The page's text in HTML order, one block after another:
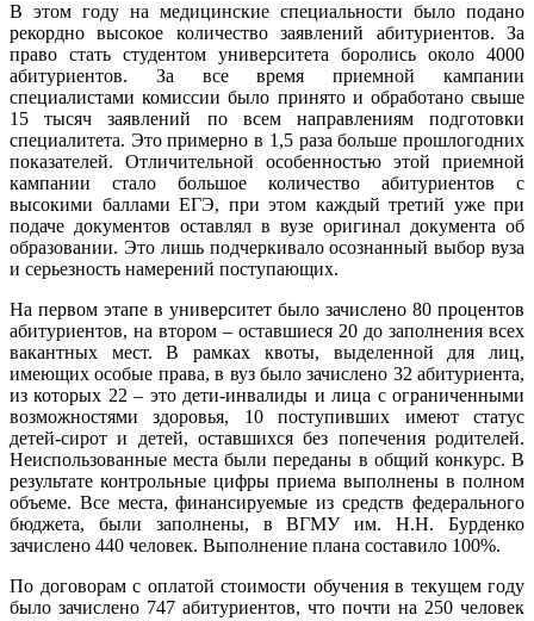
В этом году на медицинские специальности было подано
рекордно высокое количество заявлений абитуриентов. За
право стать студентом университета боролись около 4000
абитуриентов. За все время приемной кампании
специалистами комиссии было принято и обработано свыше
15 тысяч заявлений по всем направлениям подготовки
специалитета. Это примерно в 1,5 раза больше прошлогодних
показателей. Отличительной особенностью этой приемной
кампании стало большое количество абитуриентов с
высокими баллами ЕГЭ, при этом каждый третий уже при
подаче документов оставлял в вузе оригинал документа об
образовании. Это лишь подчеркивало осознанный выбор вуза
и серьезность намерений поступающих.
На первом этапе в университет было зачислено 80 процентов
абитуриентов, на втором – оставшиеся 20 до заполнения всех
вакантных мест. В рамках квоты, выделенной для лиц,
имеющих особые права, в вуз было зачислено 32 абитуриента,
из которых 22 – это дети-инвалиды и лица с ограниченными
возможностями здоровья, 10 поступивших имеют статус
детей-сирот и детей, оставшихся без попечения родителей.
Неиспользованные места были переданы в общий конкурс. В
результате контрольные цифры приема выполнены в полном
объеме. Все места, финансируемые из средств федерального
бюджета, были заполнены, в ВГМУ им. Н.Н. Бурденко
зачислено 440 человек. Выполнение плана составило 100%.
По договорам с оплатой стоимости обучения в текущем году
было зачислено 747 абитуриентов, что почти на 250 человек